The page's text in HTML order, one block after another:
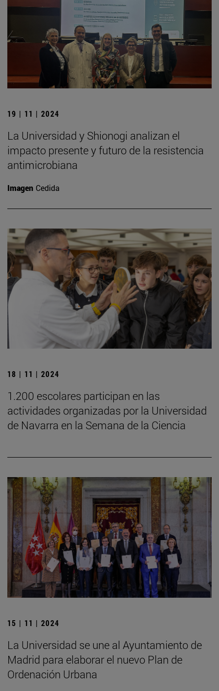
19 | 11 | 2024
La Universidad y Shionogi analizan el
impacto presente y futuro de la resistencia
antimicrobiana
Imagen Cedida
18 | 11 | 2024
1.200 escolares participan en las
actividades organizadas por la Universidad
de Navarra en la Semana de la Ciencia
15 | 11 | 2024
La Universidad se une al Ayuntamiento de
Madrid para elaborar el nuevo Plan de
Ordenación Urbana